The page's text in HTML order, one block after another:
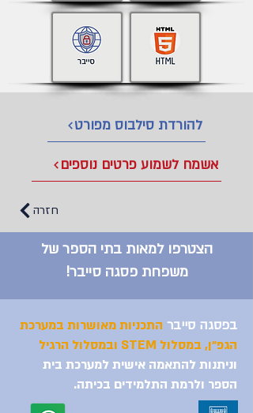
להורדת סילבוס מפורט
אשמח לשמוע פרטים נוספים
חזרה
הצטרפו למאות בתי הספר של
משפחת פסגה סייבר!
בפסגה סייבר התכניות מאושרות במערכת
הגפ״ן, במסלול STEM ובמסלול הרגיל
וניתנות להתאמה אישית למערכת בית
הספר ולרמת התלמידים בכיתה.